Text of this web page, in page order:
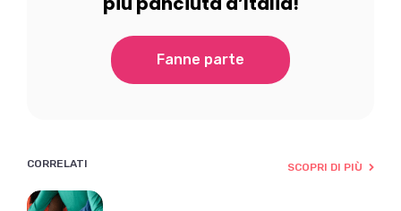
Fanne parte
CORRELATI SCOPRI DI PIÙ